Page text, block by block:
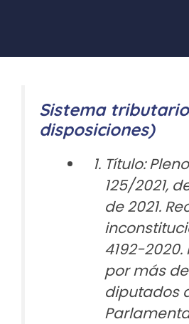
Sistema
disposiciones)
Título:
125/2021,
de 2021.
4192-
por más
diputados